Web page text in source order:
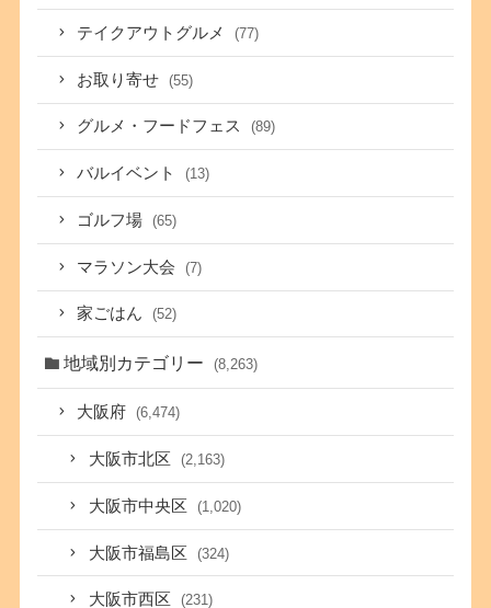
テイクアウトグルメ (77)
お取り寄せ (55)
グルメ・フードフェス (89)
バルイベント (13)
ゴルフ場 (65)
マラソン大会 (7)
家ごはん (52)
地域別カテゴリー (8,263)
大阪府 (6,474)
大阪市北区 (2,163)
大阪市中央区 (1,020)
大阪市福島区 (324)
大阪市西区 (231)